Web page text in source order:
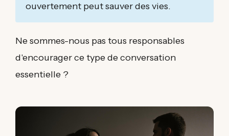
ouvertement peut sauver des vies.
Ne sommes-nous pas tous responsables
d'encourager ce type de conversation
essentielle ?